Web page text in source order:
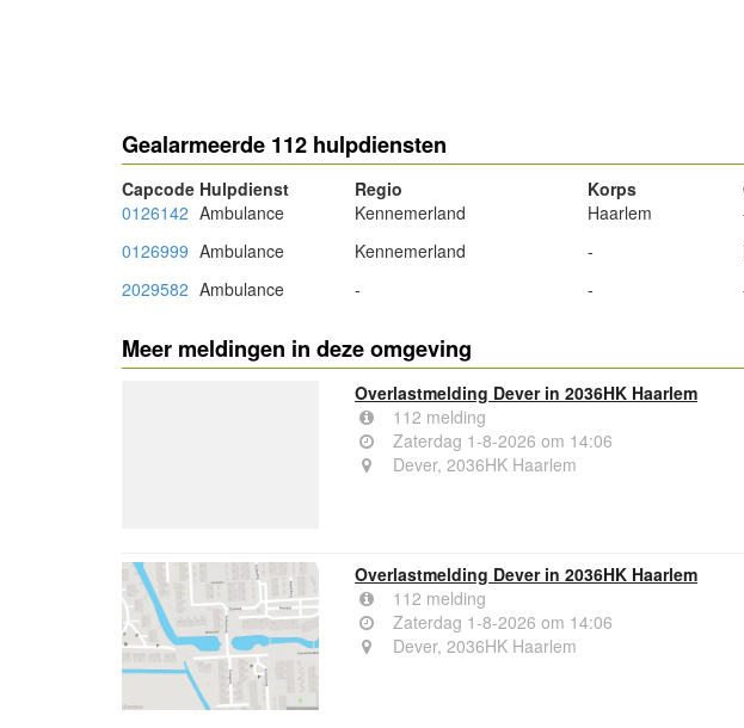
Gealarmeerde 112 hulpdiensten
Capcode Hulpdienst Regio Korps
0126142 Ambulance Kennemerland Haarlem
0126999 Ambulance Kennemerland -
2029582 Ambulance - -
Meer meldingen in deze omgeving
Overlastmelding Dever in 2036HK Haarlem
112 melding
Zaterdag 1-8-2026 om 14:06
Dever, 2036HK Haarlem
Overlastmelding Dever in 2036HK Haarlem
112 melding
Zaterdag 1-8-2026 om 14:06
Dever, 2036HK Haarlem